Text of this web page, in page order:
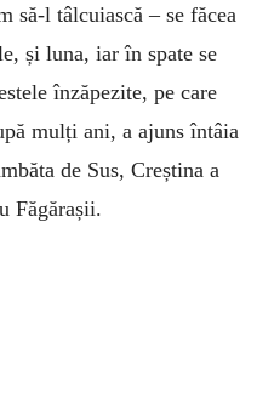
să-l tâlcuiască – se făcea
și luna, iar în spate se
înzăpezite, pe care
mulți ani, a ajuns întâia
de Sus, Creștina a
Făgărașii.